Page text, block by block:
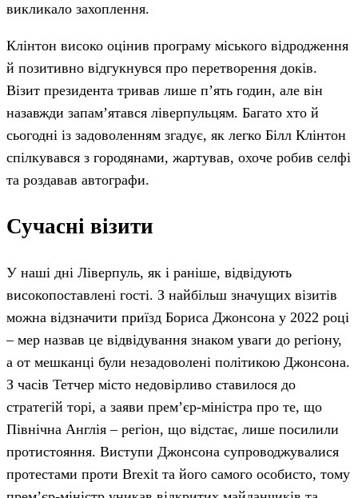
викликало захоплення.
Клінтон високо оцінив програму міського відродження
й позитивно відгукнувся про перетворення доків.
Візит президента тривав лише п’ять годин, але він
назавжди запам’ятався ліверпульцям. Багато хто й
сьогодні із задоволенням згадує, як легко Білл Клінтон
спілкувався з городянами, жартував, охоче робив селфі
та роздавав автографи.
Сучасні візити
У наші дні Ліверпуль, як і раніше, відвідують
високопоставлені гості. З найбільш значущих візитів
можна відзначити приїзд Бориса Джонсона у 2022 році
– мер назвав це відвідування знаком уваги до регіону,
а от мешканці були незадоволені політикою Джонсона.
З часів Тетчер місто недовірливо ставилося до
стратегій торі, а заяви прем’єр-міністра про те, що
Північна Англія – регіон, що відстає, лише посилили
протистояння. Виступи Джонсона супроводжувалися
протестами проти Brexit та його самого особисто, тому